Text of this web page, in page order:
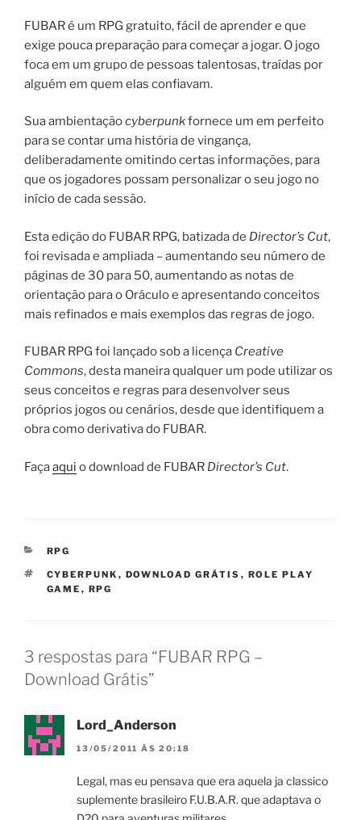
FUBAR é um RPG gratuito, fácil de aprender e que
exige pouca preparação para começar a jogar. O jogo
foca em um grupo de pessoas talentosas, traídas por
alguém em quem elas confiavam.
Sua ambientaçãocyberpunkfornece um em perfeito
para se contar uma história de vingança,
deliberadamente omitindo certas informações, para
que os jogadores possam personalizar o seu jogo no
início de cada sessão.
Esta edição do FUBAR RPG, batizada de Director’s Cut,
foi revisada e ampliada – aumentando seu número de
páginas de 30 para 50, aumentando as notas de
orientação para o Oráculo e apresentando conceitos
mais refinados e mais exemplos das regras de jogo.
FUBAR RPG foi lançado sob a licença Creative
Commons, desta maneira qualquer um pode utilizar os
seus conceitos e regras para desenvolver seus
próprios jogos ou cenários, desde que identifiquem a
obra como derivativa do FUBAR.
Façaaqui o download de FUBAR Director’s Cut.
CATEGORIAS
RPG
TAGS
CYBERPUNK , DOWNLOAD GRÁTIS , ROLE PLAY
GAME , RPG
3 respostas para “FUBAR RPG –
Download Grátis”
Lord_Anderson
13/05/2011 ÀS 20:18
Legal, mas eu pensava que era aquela ja classico
suplemente brasileiro F.U.B.A.R. que adaptava o